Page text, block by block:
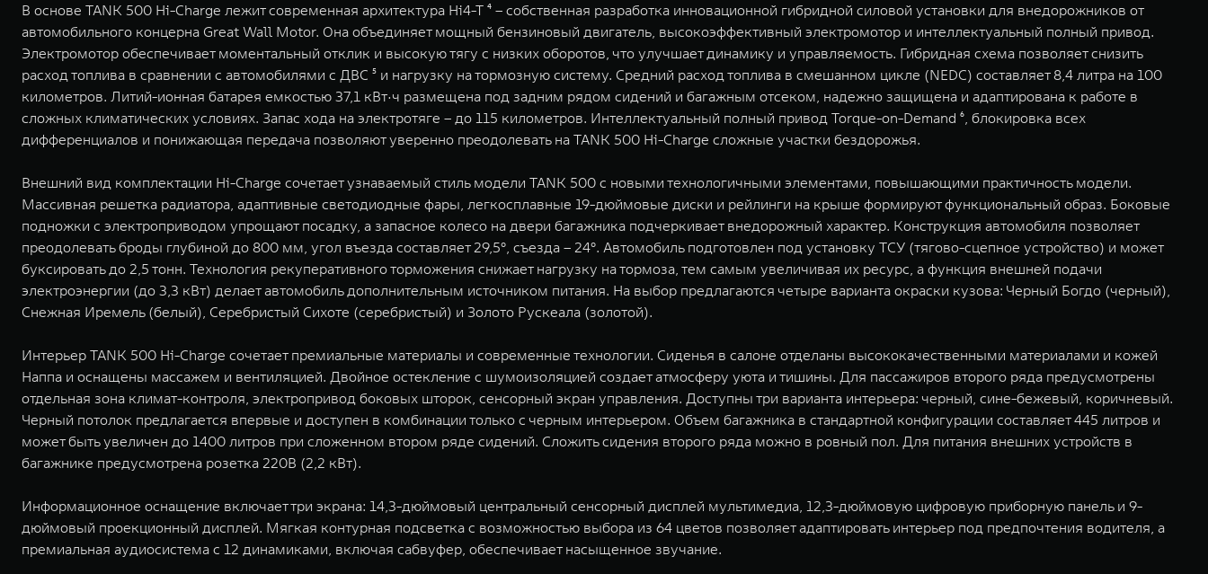
В основе TANK 500 Hi-Charge лежит современная архитектура Hi4-T ⁴ – собственная разработка инновационной гибридной силовой установки для внедорожников от
автомобильного концерна Great Wall Motor. Она объединяет мощный бензиновый двигатель, высокоэффективный электромотор и интеллектуальный полный привод.
Электромотор обеспечивает моментальный отклик и высокую тягу с низких оборотов, что улучшает динамику и управляемость. Гибридная схема позволяет снизить
расход топлива в сравнении с автомобилями с ДВС ⁵ и нагрузку на тормозную систему. Cредний расход топлива в смешанном цикле (NEDC) составляет 8,4 литра на 100
километров. Литий-ионная батарея емкостью 37,1 кВт·ч размещена под задним рядом сидений и багажным отсеком, надежно защищена и адаптирована к работе в
сложных климатических условиях. Запас хода на электротяге – до 115 километров. Интеллектуальный полный привод Torque-on-Demand ⁶, блокировка всех
дифференциалов и понижающая передача позволяют уверенно преодолевать на TANK 500 Hi-Charge сложные участки бездорожья.
Внешний вид комплектации Hi-Charge сочетает узнаваемый стиль модели TANK 500 с новыми технологичными элементами, повышающими практичность модели.
Массивная решетка радиатора, адаптивные светодиодные фары, легкосплавные 19-дюймовые диски и рейлинги на крыше формируют функциональный образ. Боковые
подножки с электроприводом упрощают посадку, а запасное колесо на двери багажника подчеркивает внедорожный характер. Конструкция автомобиля позволяет
преодолевать броды глубиной до 800 мм, угол въезда составляет 29,5°, съезда – 24°. Автомобиль подготовлен под установку ТСУ (тягово-сцепное устройство) и может
буксировать до 2,5 тонн. Технология рекуперативного торможения снижает нагрузку на тормоза, тем самым увеличивая их ресурс, а функция внешней подачи
электроэнергии (до 3,3 кВт) делает автомобиль дополнительным источником питания. На выбор предлагаются четыре варианта окраски кузова: Черный Богдо (черный),
Снежная Иремель (белый), Серебристый Сихоте (серебристый) и Золото Рускеала (золотой).
Интерьер TANK 500 Hi-Charge сочетает премиальные материалы и современные технологии. Сиденья в салоне отделаны высококачественными материалами и кожей
Наппа и оснащены массажем и вентиляцией. Двойное остекление с шумоизоляцией создает атмосферу уюта и тишины. Для пассажиров второго ряда предусмотрены
отдельная зона климат-контроля, электропривод боковых шторок, сенсорный экран управления. Доступны три варианта интерьера: черный, сине-бежевый, коричневый.
Черный потолок предлагается впервые и доступен в комбинации только с черным интерьером. Объем багажника в стандартной конфигурации составляет 445 литров и
может быть увеличен до 1400 литров при сложенном втором ряде сидений. Сложить сидения второго ряда можно в ровный пол. Для питания внешних устройств в
багажнике предусмотрена розетка 220В (2,2 кВт).
Информационное оснащение включает три экрана: 14,3-дюймовый центральный сенсорный дисплей мультимедиа, 12,3-дюймовую цифровую приборную панель и 9-
дюймовый проекционный дисплей. Мягкая контурная подсветка с возможностью выбора из 64 цветов позволяет адаптировать интерьер под предпочтения водителя, а
премиальная аудиосистема с 12 динамиками, включая сабвуфер, обеспечивает насыщенное звучание.